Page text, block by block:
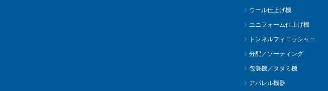
ウール仕上げ機
ユニフォーム仕上げ機
トンネルフィニッシャー
分配／ソーティング
包装機／タタミ機
アパレル機器